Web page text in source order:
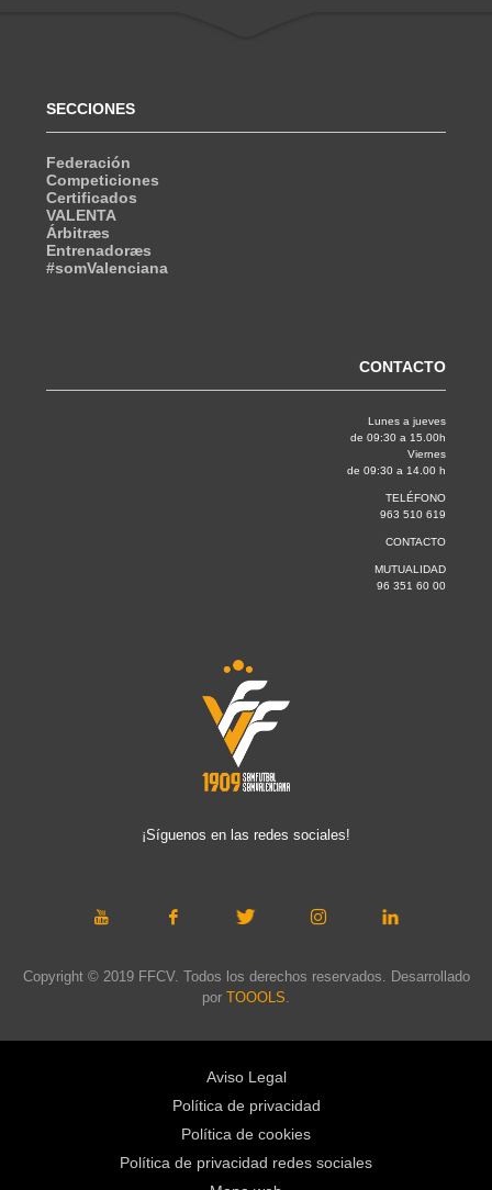
SECCIONES
Federación
Competiciones
Certificados
VALENTA
Árbitræs
Entrenadoræs
#somValenciana
CONTACTO
Lunes a jueves
de 09:30 a 15.00h
Viernes
de 09:30 a 14.00 h
TELÉFONO
963 510 619
CONTACTO
MUTUALIDAD
96 351 60 00
¡Síguenos en las redes sociales!
Copyright © 2019 FFCV. Todos los derechos reservados. Desarrollado
por TOOOLS.
Aviso Legal
Política de privacidad
Política de cookies
Política de privacidad redes sociales